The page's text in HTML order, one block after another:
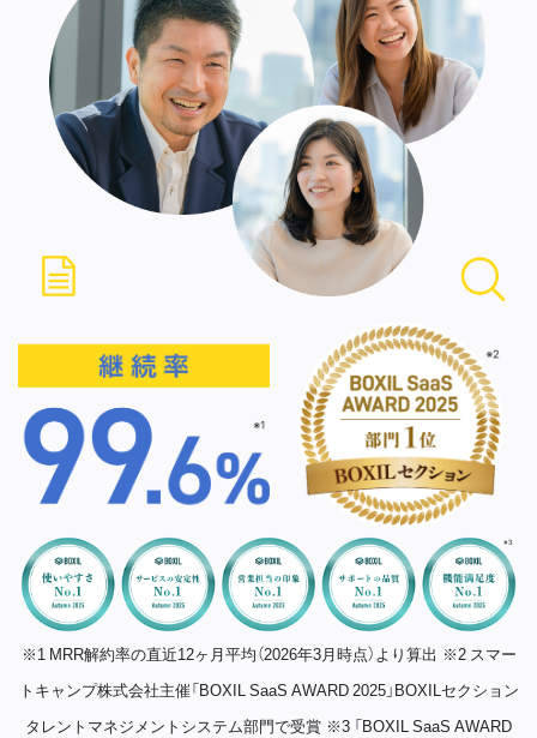
※1 MRR解約率の直近12ヶ月平均（2026年3月時点）より算出 ※2 スマー
トキャンプ株式会社主催「BOXIL SaaS AWARD 2025」BOXILセクション
タレントマネジメントシステム部門で受賞 ※3 「BOXIL SaaS AWARD